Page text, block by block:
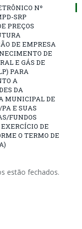
Nº
SRP
PREÇOS
DE EMPRESA
DE
E GÁS DE
PARA
A
DA
MUNICIPAL DE
PA E SUAS
FUNDOS
DE
O TERMO DE
estão fechados.